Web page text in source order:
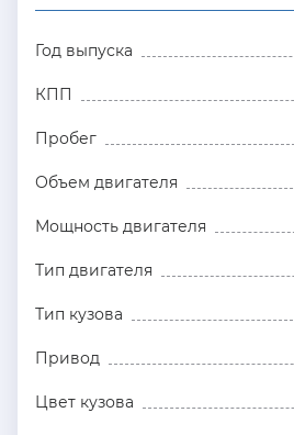
Год выпуска
КПП
Пробег
Объем двигателя
Мощность двигателя
Тип двигателя
Тип кузова
Привод
Цвет кузова